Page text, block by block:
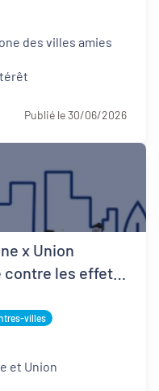
des villes amies
Publié le 30/06/2026
x Union
les effets
villes
et Union